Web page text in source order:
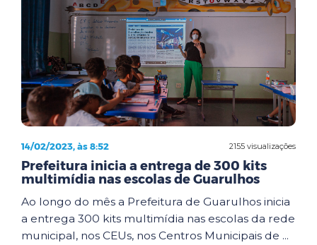
2155 visualizações
14/02/2023, às 8:52
Prefeitura inicia a entrega de 300 kits
multimídia nas escolas de Guarulhos
Ao longo do mês a Prefeitura de Guarulhos inicia
a entrega 300 kits multimídia nas escolas da rede
municipal, nos CEUs, nos Centros Municipais de ...